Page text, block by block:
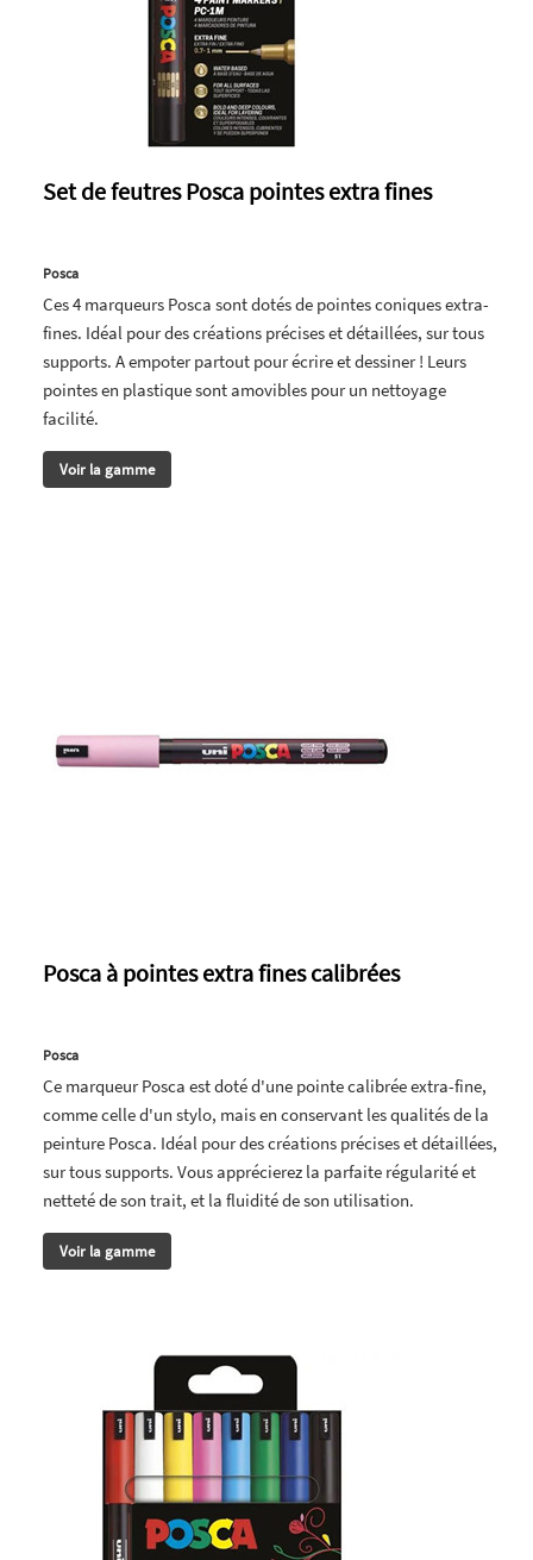
Set de feutres Posca pointes extra fines
Posca
Ces 4 marqueurs Posca sont dotés de pointes coniques extra-
fines. Idéal pour des créations précises et détaillées, sur tous
supports. A empoter partout pour écrire et dessiner ! Leurs
pointes en plastique sont amovibles pour un nettoyage
facilité.
Voir la gamme
Posca à pointes extra fines calibrées
Posca
Ce marqueur Posca est doté d'une pointe calibrée extra-fine,
comme celle d'un stylo, mais en conservant les qualités de la
peinture Posca. Idéal pour des créations précises et détaillées,
sur tous supports. Vous apprécierez la parfaite régularité et
netteté de son trait, et la fluidité de son utilisation.
Voir la gamme